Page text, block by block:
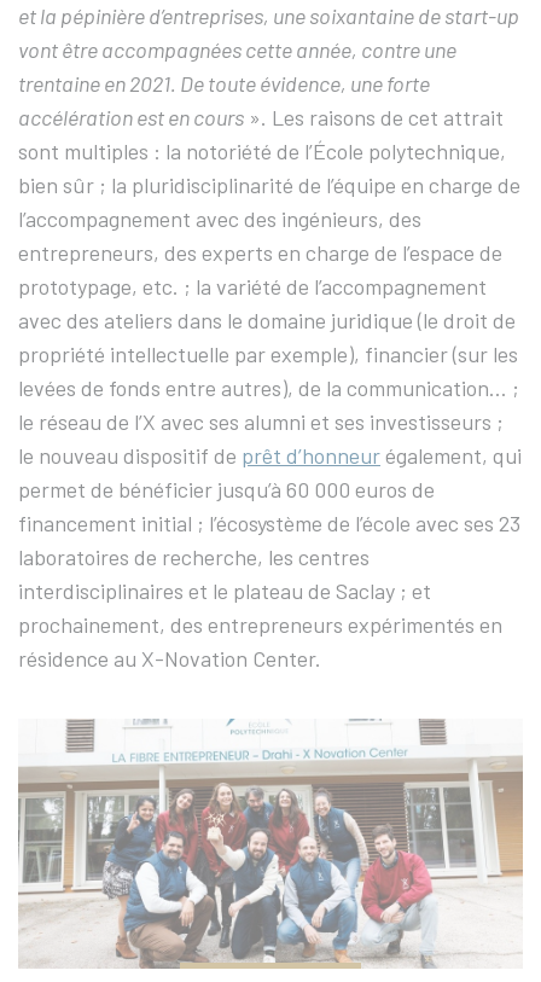
et la pépinière d’entreprises, une soixantaine de start-up
vont être accompagnées cette année, contre une
trentaine en 2021. De toute évidence, une forte
accélération est en cours ». Les raisons de cet attrait
sont multiples : la notoriété de l’École polytechnique,
bien sûr ; la pluridisciplinarité de l’équipe en charge de
l’accompagnement avec des ingénieurs, des
entrepreneurs, des experts en charge de l’espace de
prototypage, etc. ; la variété de l’accompagnement
avec des ateliers dans le domaine juridique (le droit de
propriété intellectuelle par exemple), financier (sur les
levées de fonds entre autres), de la communication… ;
le réseau de l’X avec ses alumni et ses investisseurs ;
le nouveau dispositif de prêt d’honneurégalement, qui
permet de bénéficier jusqu’à 60 000 euros de
financement initial ; l’écosystème de l’école avec ses 23
laboratoires de recherche, les centres
interdisciplinaires et le plateau de Saclay ; et
prochainement, des entrepreneurs expérimentés en
résidence au X-Novation Center.